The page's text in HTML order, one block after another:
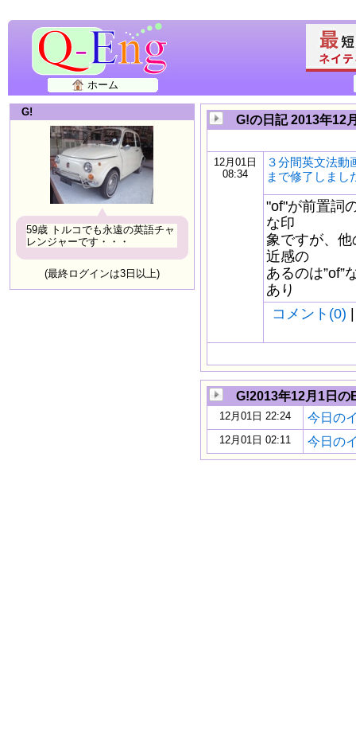
ホーム
G!
59歳 トルコでも永遠の英語チャ
レンジャーです・・・
(最終ログインは3日以上)
G!の日記 2013年12
12月01日
08:34
３分間英文法動
まで修了しまし
"of"が前置詞
な印
象ですが、
近感の
あるのは
あり
コメント(0)
G!2013年12月1日の
12月01日 22:24 今日の
12月01日 02:11 今日の